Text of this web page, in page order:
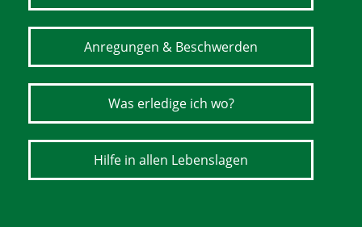
Anregungen & Beschwerden
Was erledige ich wo?
Hilfe in allen Lebenslagen